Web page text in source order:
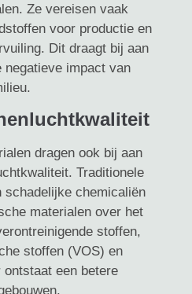
Ze vereisen vaak
voor productie en
Dit draagt bij aan
negatieve impact van
dragen ook bij aan
Traditionele
schadelijke chemicaliën
materialen over het
stoffen,
stoffen (VOS) en
een betere